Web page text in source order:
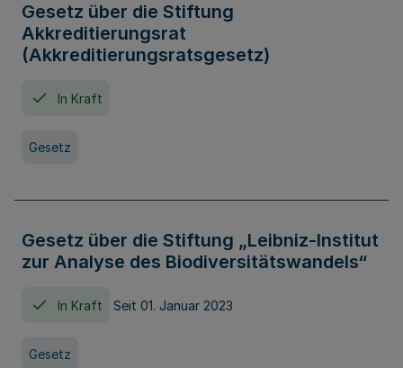
Gesetz über die Stiftung
Akkreditierungsrat
(Akkreditierungsratsgesetz)
In Kraft
Gesetz
Gesetz über die Stiftung „Leibniz-Institut
zur Analyse des Biodiversitätswandels“
In Kraft Seit 01. Januar 2023
Gesetz